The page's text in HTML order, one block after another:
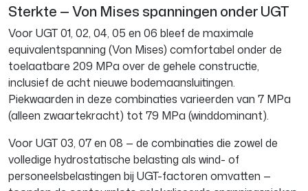
Sterkte — Von Mises spanningen onder UGT
Voor UGT 01, 02, 04, 05 en 06 bleef de maximale
equivalentspanning (Von Mises) comfortabel onder de
toelaatbare 209 MPa over de gehele constructie,
inclusief de acht nieuwe bodemaansluitingen.
Piekwaarden in deze combinaties varieerden van 7 MPa
(alleen zwaartekracht) tot 79 MPa (winddominant).
Voor UGT 03, 07 en 08 — de combinaties die zowel de
volledige hydrostatische belasting als wind- of
personeelsbelastingen bij UGT-factoren omvatten —